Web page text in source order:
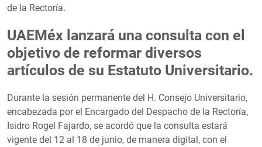
de la Rectoría.
UAEMéx lanzará una consulta con el
objetivo de reformar diversos
artículos de su Estatuto Universitario.
Durante la sesión permanente del H. Consejo Universitario,
encabezada por el Encargado del Despacho de la Rectoría,
Isidro Rogel Fajardo, se acordó que la consulta estará
vigente del 12 al 18 de junio, de manera digital, con el